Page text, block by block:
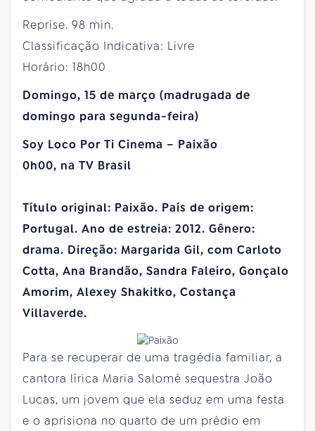
Reprise. 98 min.
Classificação Indicativa: Livre
Horário: 18h00
Domingo, 15 de março (madrugada de
domingo para segunda-feira)
Soy Loco Por Ti Cinema – Paixão
0h00, na TV Brasil
Título original: Paixão. País de origem:
Portugal. Ano de estreia: 2012. Gênero:
drama. Direção: Margarida Gil, com Carloto
Cotta, Ana Brandão, Sandra Faleiro, Gonçalo
Amorim, Alexey Shakitko, Costança
Villaverde.
Para se recuperar de uma tragédia familiar, a
cantora lírica Maria Salomé sequestra João
Lucas, um jovem que ela seduz em uma festa
e o aprisiona no quarto de um prédio em